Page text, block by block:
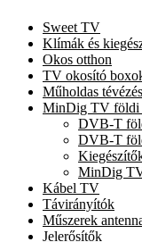
Sweet TV
Klímák és
Okos otthon
TV okosító
Műholdas tévézés
MinDig TV földi
DVB-T
DVB-T
MinDig
Kábel TV
Távirányítók
Műszerek
Jelerősítők